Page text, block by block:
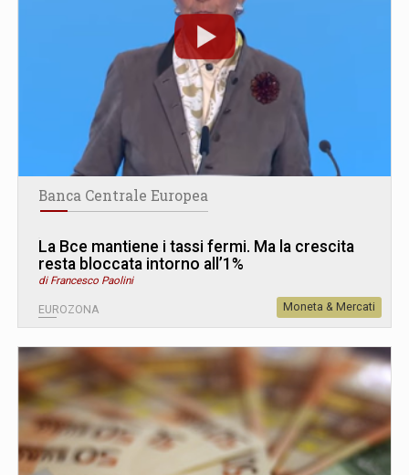
Banca Centrale Europea
La Bce mantiene i tassi fermi. Ma la crescita
resta bloccata intorno all’1%
di Francesco Paolini
EUROZONA Moneta & Mercati